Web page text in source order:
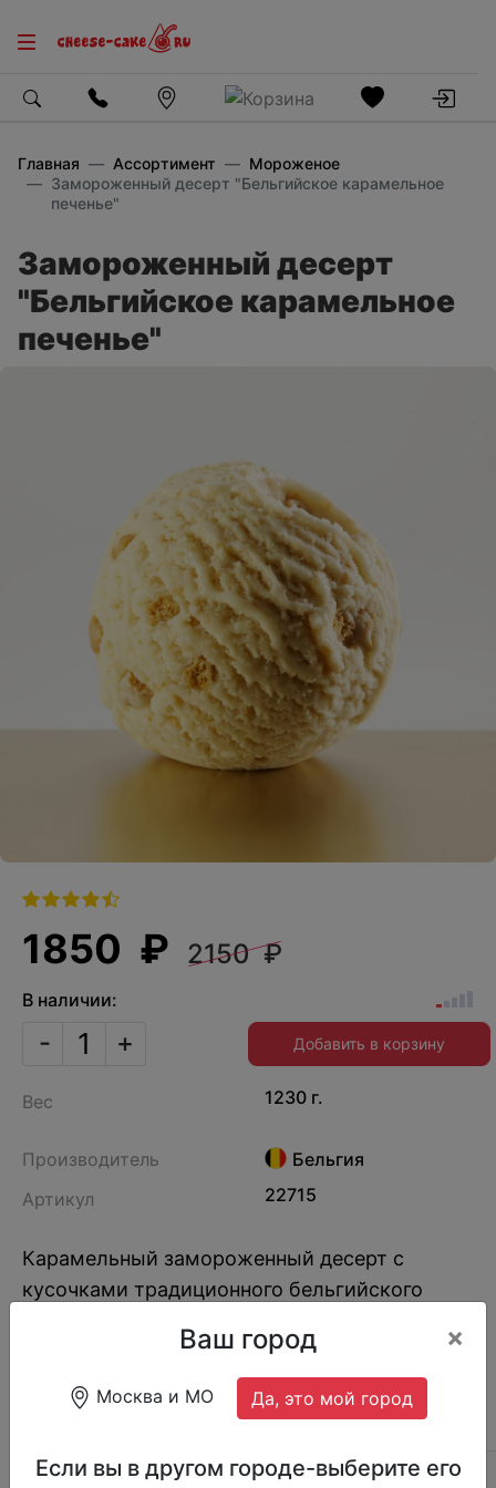
Ваш город ×
Москва и МО Да, это мой город
Если вы в другом городе-выберите его
Главная Ассортимент
Мороженое
Замороженный десерт "Бельгийское карамельное
печенье"
Замороженный десерт
"Бельгийское карамельное
печенье"
1850 ₽ 2150 ₽
В наличии:
- + Добавить в корзину
Вес 1230 г.
Производитель
Бельгия
Артикул
22715
Карамельный замороженный десерт с
кусочками традиционного бельгийского